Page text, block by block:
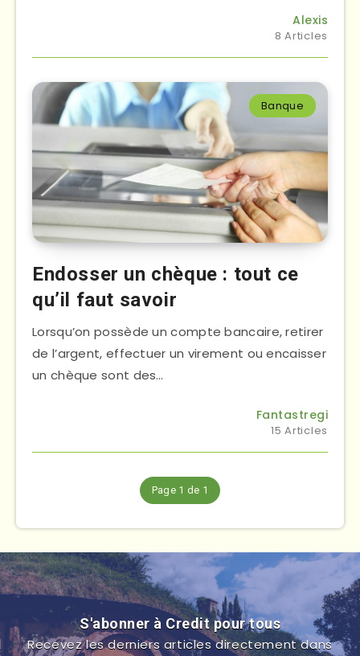
Alexis
8 Articles
Banque
Endosser un chèque : tout ce
qu’il faut savoir
Lorsqu’on possède un compte bancaire, retirer
de l’argent, effectuer un virement ou encaisser
un chèque sont des…
Fantastregi
15 Articles
Page 1 de 1
S'abonner à Credit pour tous
Recevez les derniers articles directement dans